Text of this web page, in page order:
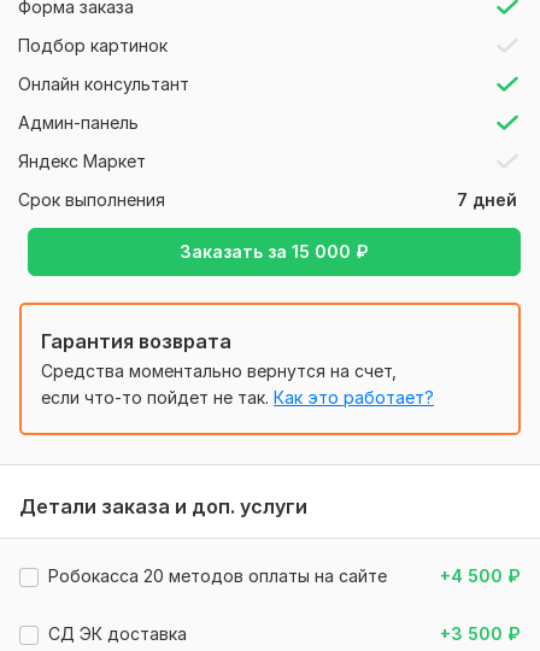
Форма заказа
Подбор картинок
Онлайн консультант
Админ-панель
Яндекс Маркет
Срок выполнения
7 дней
Заказать за 15 000 ₽
6. Регистрация сайта в
7. Настройка файлов
(карта
на сайте, а так же выбор доставки «Почта России»,
«СДЭК» и т.д
9. Модуль
10. Подключениеонлайн чата
11.
Бизнес
1. Тарифыэкономистандарт
2. Модуль выгрузки товаров наЯндекс Маркет
3. Оформлювнешний вид сайта под вашу тематикуиз
админки контакты, подбор картинок, демо товары вашей
тематики, категории
Для тарифа "Бизнес" нужно.
1. Подобранное имя домена. Если домен есть, то к нему
Гарантия возврата
Средства моментально вернутся на счет,
если что-то пойдет не так. Как это работает?
Детали заказа и доп. услуги
Робокасса 20 методов оплаты на сайте +4 500 ₽
СД ЭК доставка +3 500 ₽